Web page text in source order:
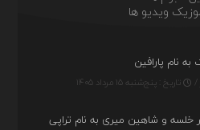
ویدیو ها
نام پارافین
تاریخ : پنج‌شنبه ۱۵ مرداد ۱۴۰۵
خلسه و شاهین میری به نام تراپی